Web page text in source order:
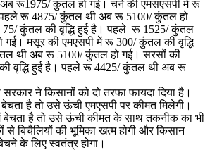
रू1975/ कुंतल हो गई। चने की एमसएसपी में रू
पहले रू 4875/ कुंतल थी अब रू 5100/ कुंतल हो
75/ कुंतल की वृद्धि हुई है। पहले रू 1525/ कुंतल
मसूर की एमएसपी में रू 300/ कुंतल की वृद्धि
थी अब रू 5100/ कुंतल हो गई। सरसों की
वृद्धि हुई है। पहले रू 4425/ कुंतल थी अब रू
ने किसानों को दो तरफा फायदा दिया है।
है तो उसे ऊंची एमएसपी पर कीमत मिलेगी।
बेचता है तो उसे ऊंची कीमत के साथ तकनीक का भी
से बिचैलियों की भूमिका खत्म होगी और किसान
के लिए स्वतंत्र होगा।